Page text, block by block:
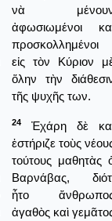
νὰ
ἀφωσιωμένοι
προσκολλημένοι
εἰς τὸν Κύριον
ὅλην τὴν
τῆς ψυχῆς των.
24
Ἐχάρη δὲ
ἐστήριζε τοὺς
τούτους μαθητὰς
Βαρνάβας,
ἦτο
ἀγαθὸς καὶ